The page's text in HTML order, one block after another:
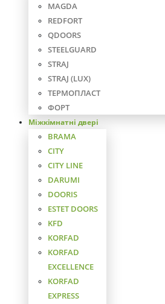
MAGDA
REDFORT
QDOORS
STEELGUARD
STRAJ
STRAJ (LUX)
ТЕРМОПЛАСТ
ФОРТ
Міжкімнатні двері
BRAMA
CITY
CITY LINE
DARUMI
DOORIS
ESTET DOORS
KFD
KORFAD
KORFAD
EXCELLENCE
KORFAD
EXPRESS